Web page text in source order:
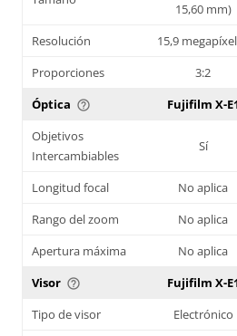
15,60 mm)
Resolución
15,9
Proporciones
3:2
Óptica help_outline Fujifilm X-
Objetivos
Intercambiables
Sí
Longitud focal No aplica
Rango del zoom
No aplica
Apertura máxima
No aplica
Visor help_outline Fujifilm X-
Tipo de visor
Electrónico